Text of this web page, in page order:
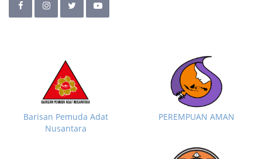
Barisan Pemuda Adat
Nusantara
PEREMPUAN AMAN